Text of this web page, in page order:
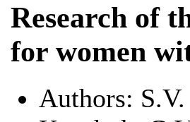
Research of
for women
Authors: